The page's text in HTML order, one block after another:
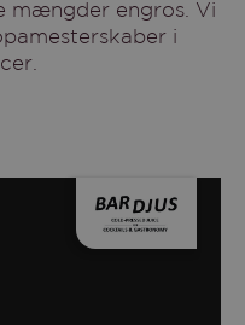
mængder engros. Vi
i